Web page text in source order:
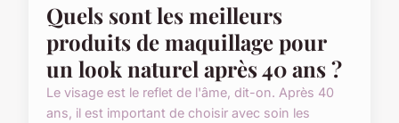
Quels sont les meilleurs
produits de maquillage pour
un look naturel après 40 ans ?
Le visage est le reflet de l'âme, dit-on. Après 40
ans, il est important de choisir avec soin les